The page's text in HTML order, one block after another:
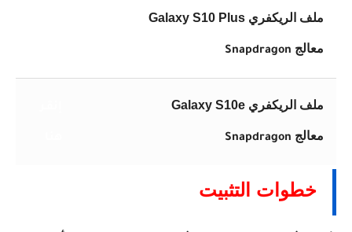
ملف الريكفري Galaxy S10 Plus
معالج Snapdragon
ملف الريكفري Galaxy S10e
معالج Snapdragon
خطوات التثبيت